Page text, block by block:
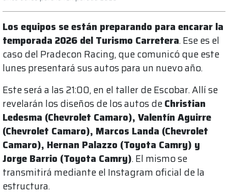
Los equipos se están preparando para encarar la
temporada 2026 del Turismo Carretera. Ese es el
caso del Pradecon Racing, que comunicó que este
lunes presentará sus autos para un nuevo año.
Este será a las 21:00, en el taller de Escobar. Allí se
revelarán los diseños de los autos deChristian
Ledesma (Chevrolet Camaro), Valentín Aguirre
(Chevrolet Camaro), Marcos Landa (Chevrolet
Camaro), Hernan Palazzo (Toyota Camry) y
Jorge Barrio (Toyota Camry). El mismo se
transmitirá mediante el Instagram oficial de la
estructura.